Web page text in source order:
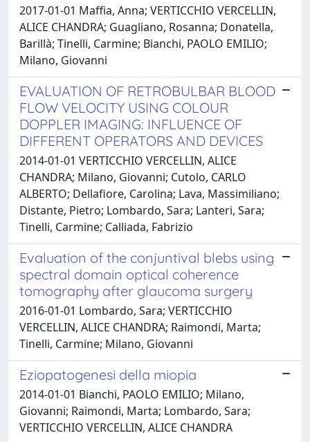
2017-01-01 Maffia, Anna; VERTICCHIO VERCELLIN,
ALICE CHANDRA; Guagliano, Rosanna; Donatella,
Barillà; Tinelli, Carmine; Bianchi, PAOLO EMILIO;
Milano, Giovanni
EVALUATION OF RETROBULBAR BLOOD
FLOW VELOCITY USING COLOUR
DOPPLER IMAGING: INFLUENCE OF
DIFFERENT OPERATORS AND DEVICES
2014-01-01 VERTICCHIO VERCELLIN, ALICE
CHANDRA; Milano, Giovanni; Cutolo, CARLO
ALBERTO; Dellafiore, Carolina; Lava, Massimiliano;
Distante, Pietro; Lombardo, Sara; Lanteri, Sara;
Tinelli, Carmine; Calliada, Fabrizio
Evaluation of the conjuntival blebs using
spectral domain optical coherence
tomography after glaucoma surgery
2016-01-01 Lombardo, Sara; VERTICCHIO
VERCELLIN, ALICE CHANDRA; Raimondi, Marta;
Tinelli, Carmine; Milano, Giovanni
Eziopatogenesi della miopia
2014-01-01 Bianchi, PAOLO EMILIO; Milano,
Giovanni; Raimondi, Marta; Lombardo, Sara;
VERTICCHIO VERCELLIN, ALICE CHANDRA